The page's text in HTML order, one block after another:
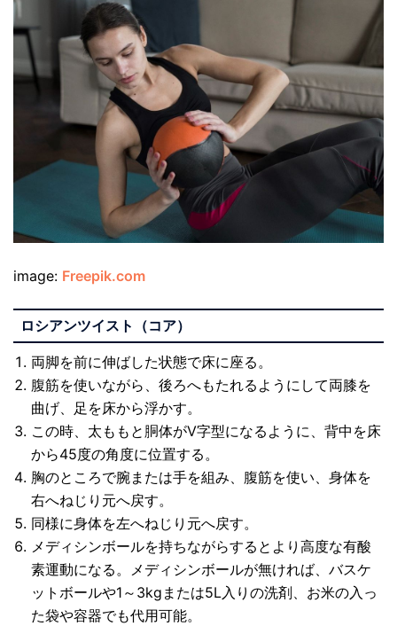
image: Freepik.com
ロシアンツイスト（コア）
両脚を前に伸ばした状態で床に座る。
腹筋を使いながら、後ろへもたれるようにして両膝を
曲げ、足を床から浮かす。
この時、太ももと胴体がV字型になるように、背中を床
から45度の角度に位置する。
胸のところで腕または手を組み、腹筋を使い、身体を
右へねじり元へ戻す。
同様に身体を左へねじり元へ戻す。
メディシンボールを持ちながらするとより高度な有酸
素運動になる。メディシンボールが無ければ、バスケ
ットボールや1～3kgまたは5L入りの洗剤、お米の入っ
た袋や容器でも代用可能。